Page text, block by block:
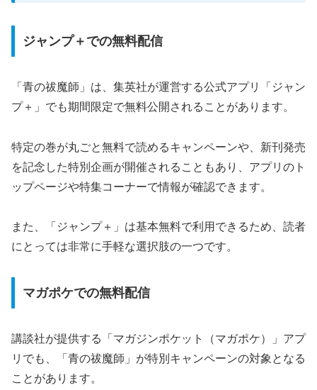
ジャンプ＋での無料配信
「青の祓魔師」は、集英社が運営する公式アプリ「ジャン
プ＋」でも期間限定で無料公開されることがあります。
特定の巻が丸ごと無料で読めるキャンペーンや、新刊発売
を記念した特別企画が開催されることもあり、アプリのト
ップページや特集コーナーで情報が確認できます。
また、「ジャンプ＋」は基本無料で利用できるため、読者
にとっては非常に手軽な選択肢の一つです。
マガポケでの無料配信
講談社が提供する「マガジンポケット（マガポケ）」アプ
リでも、「青の祓魔師」が特別キャンペーンの対象となる
ことがあります。